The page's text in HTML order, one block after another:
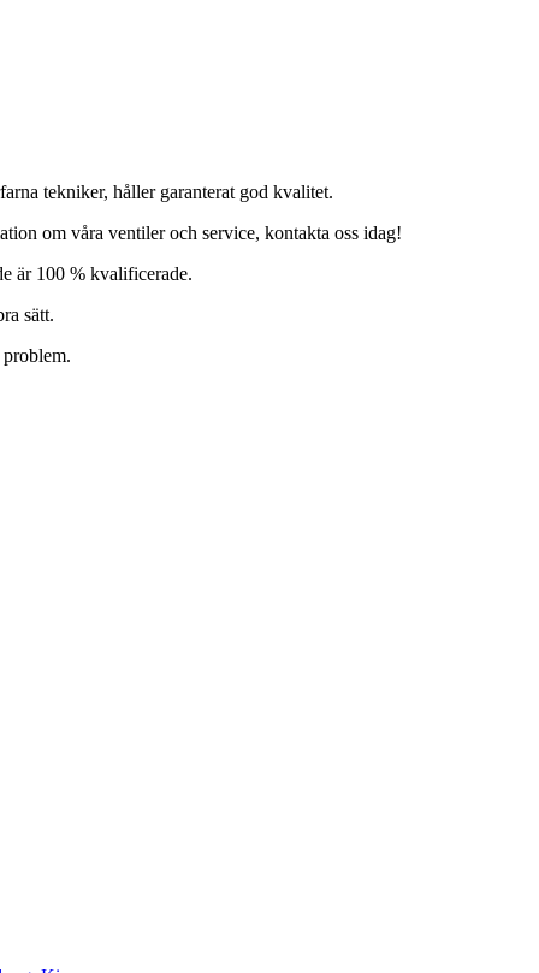
tekniker, håller garanterat god kvalitet.
om våra ventiler och service, kontakta oss idag!
är 100 % kvalificerade.
sätt.